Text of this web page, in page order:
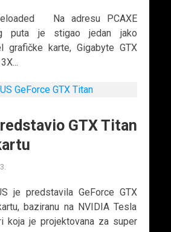
Na adresu PCAXE
puta je stigao jedan jako
grafičke karte, Gigabyte GTX
GTX Titan
je predstavila GeForce GTX
baziranu na NVIDIA Tesla
koja je projektovana za super